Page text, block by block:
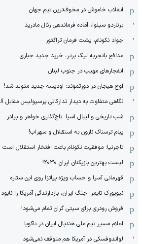
انقلاب خاموش در مخوف‌‌ترین تیم جهان
برناردو سیلوا، آماده فرماندهی رئال مادرید
جواد نکونام، پشت فرمان تراکتور
مدافع باتجربه لیگ برتر، خرید جدید جباری
انفجارهای مهیب در جنوب لبنان
اوج هیجان در دورتموند: اودیسه جدید متولد شد!
نگاهی متفاوت به دیدار تدارکاتی پرسپولیس مقابل
شب تاریخی والیبال آسیا: تاج‌گذاری خواهر و برادر
پیام ترسناک نازون به استقلال و سهراب!
تاجرنیا: موفقیت نکونام باعث افتخار استقلال است
لیست بهترین بازیکنان ایران 2030!
قهرمانی آسیا و حساب ویژه پیاتزا روی این ستاره
نیویورک تایمز: جنگ ایران، بازدارندگی آمریکا را
فروش رودری برای سیتی گران تمام می‌شود!
اعلام مسیر تیم ملی هندبال ایران در ناگویا
لواندوفسکی در آمریکا هم متوقف نمی‌شود